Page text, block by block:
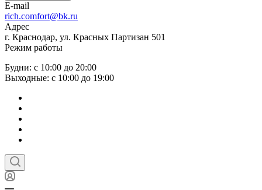
E-mail
rich.comfort@bk.ru
Адрес
г. Краснодар, ул. Красных Партизан 501
Режим работы
Будни: с 10:00 до 20:00
Выходные: с 10:00 до 19:00